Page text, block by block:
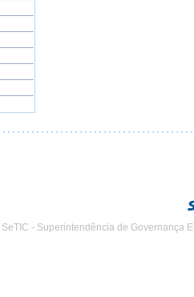
- Superintendência de Governança